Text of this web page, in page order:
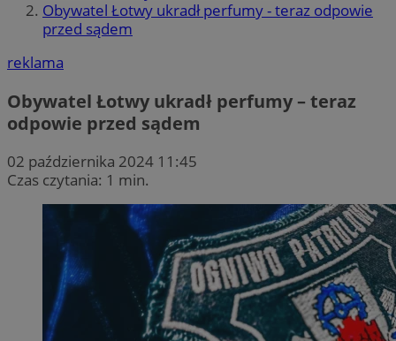
Obywatel Łotwy ukradł perfumy - teraz odpowie
przed sądem
reklama
Obywatel Łotwy ukradł perfumy – teraz
odpowie przed sądem
02 października 2024 11:45
Czas czytania: 1 min.